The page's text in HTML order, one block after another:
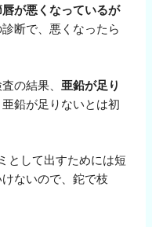
唇が悪くなっているが
診断で、悪くなったら
の結果、亜鉛が足り
鉛が足りないとは初
として出すためには短
ないので、鉈で枝